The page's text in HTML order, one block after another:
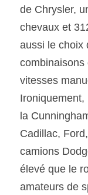
de Chrysler,
chevaux et
aussi le choix
vitesses
la
Cadillac,
camions
élevé que le
amateurs de